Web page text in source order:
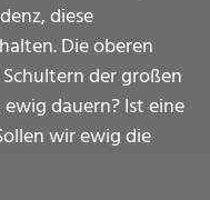
diese
Die oberen
der großen
dauern? Ist eine
wir ewig die